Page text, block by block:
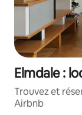
Elmdale :
Trouvez et
Airbnb